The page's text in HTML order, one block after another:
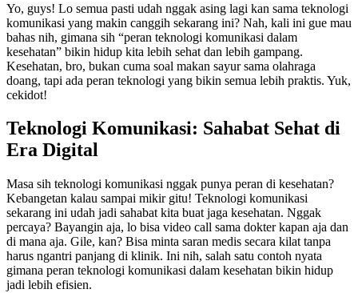
Yo, guys! Lo semua pasti udah nggak asing lagi kan sama teknologi
komunikasi yang makin canggih sekarang ini? Nah, kali ini gue mau
bahas nih, gimana sih “peran teknologi komunikasi dalam
kesehatan” bikin hidup kita lebih sehat dan lebih gampang.
Kesehatan, bro, bukan cuma soal makan sayur sama olahraga
doang, tapi ada peran teknologi yang bikin semua lebih praktis. Yuk,
cekidot!
Teknologi Komunikasi: Sahabat Sehat di
Era Digital
Masa sih teknologi komunikasi nggak punya peran di kesehatan?
Kebangetan kalau sampai mikir gitu! Teknologi komunikasi
sekarang ini udah jadi sahabat kita buat jaga kesehatan. Nggak
percaya? Bayangin aja, lo bisa video call sama dokter kapan aja dan
di mana aja. Gile, kan? Bisa minta saran medis secara kilat tanpa
harus ngantri panjang di klinik. Ini nih, salah satu contoh nyata
gimana peran teknologi komunikasi dalam kesehatan bikin hidup
jadi lebih efisien.